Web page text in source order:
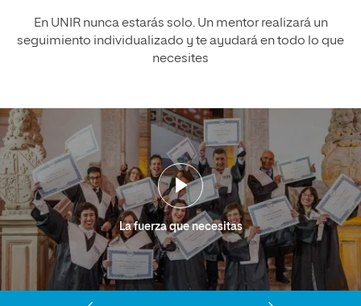
En UNIR nunca estarás solo. Un mentor realizará un
seguimiento individualizado y te ayudará en todo lo que
necesites
La fuerza que necesitas